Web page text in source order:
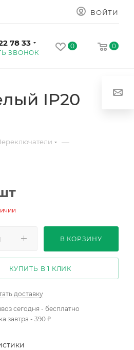
ВОЙТИ
78 33
ЗВОНОК
0 0
IP20
—
В КОРЗИНУ
КУПИТЬ В 1 КЛИК
доставку
сегодня - бесплатно
завтра - 390 ₽